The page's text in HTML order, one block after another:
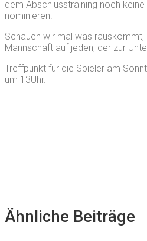
dem Abschlusstraining noch
nominieren.
Schauen wir mal was
Mannschaft auf jeden, der zur
Treffpunkt für die Spieler am
um 13Uhr.
Ähnliche Beiträge